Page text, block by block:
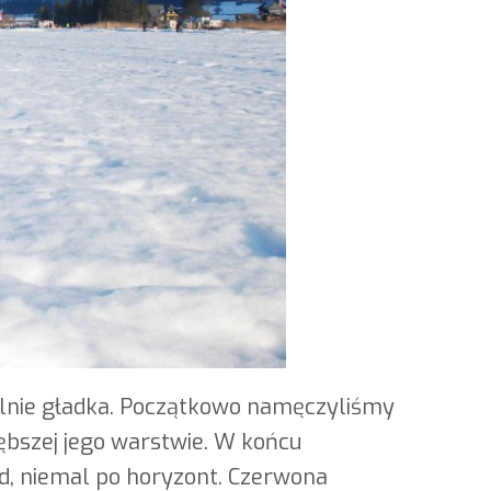
gładka. Początkowo namęczyliśmy
jego warstwie. W końcu
niemal po horyzont. Czerwona